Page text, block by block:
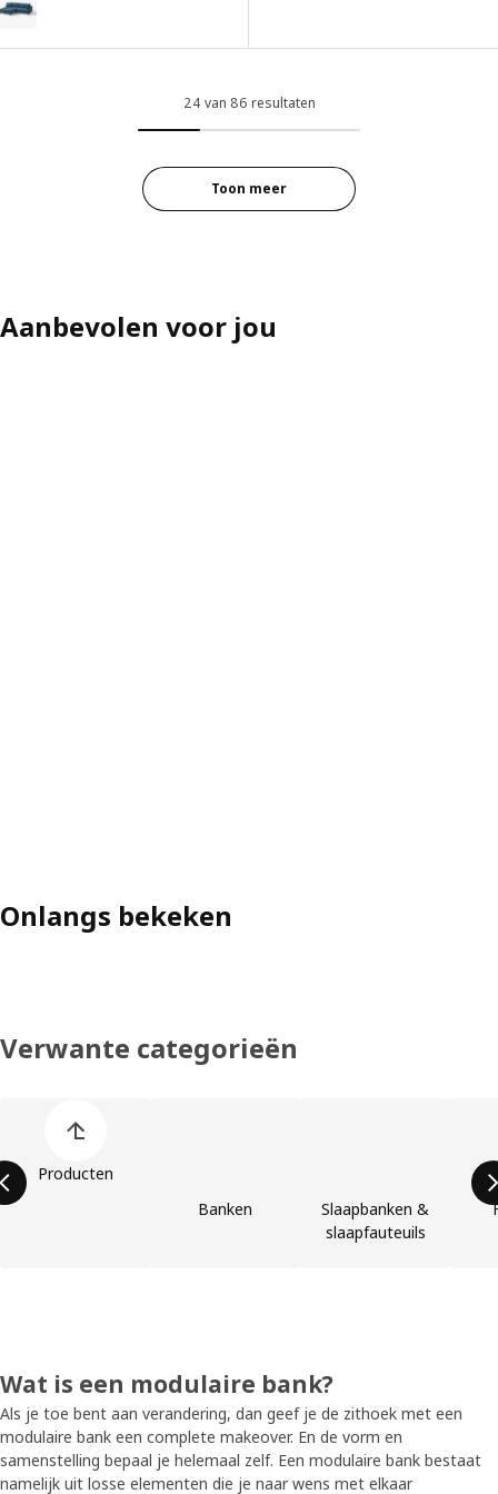
UPPÅKRA, 3-zits modulaire bank, met chaise longue, links/
UPPÅKRA, 3-zits modulaire bank, met chaise longue, links/
Optie: KIVIK, Hoekelement,
24 van 86 resultaten
Toon meer
Aanbevolen voor jou
Onlangs bekeken
Verwante categorieën
Producten
Banken
Slaapbanken &
slaapfauteuils
Wat is een modulaire bank?
Als je toe bent aan verandering, dan geef je de zithoek met een
modulaire bank een complete makeover. En de vorm en
samenstelling bepaal je helemaal zelf. Een modulaire bank bestaat
namelijk uit losse elementen die je naar wens met elkaar